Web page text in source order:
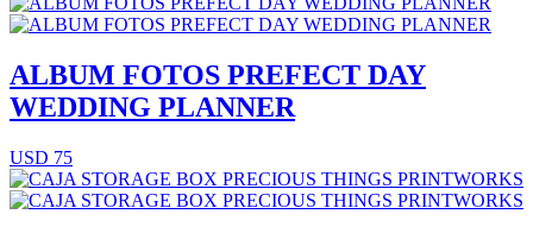
ALBUM FOTOS PREFECT DAY
WEDDING PLANNER
USD 75